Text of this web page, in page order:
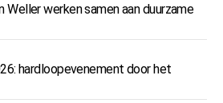
Weller werken samen aan duurzame
hardloopevenement door het